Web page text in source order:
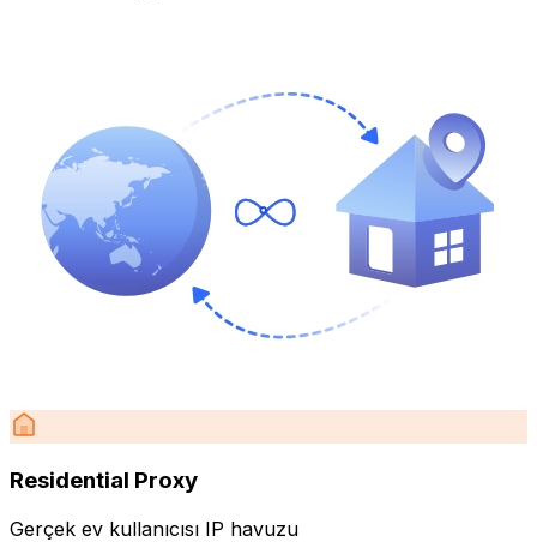
Residential Proxy
Gerçek ev kullanıcısı IP havuzu